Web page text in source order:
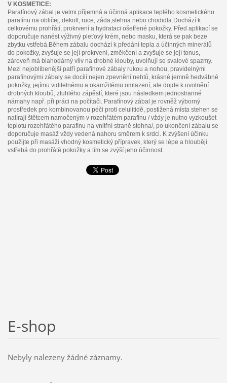
V KOSMETICE:
Parafínový zábal je velmi příjemná a účinná aplikace teplého kosmetického
parafínu na obličej, dekolt, ruce, záda,stehna nebo chodidla.Dochází k
celkovému prohřátí, prokrvení a hydrataci ošetřené pokožky. Před aplikací se
doporučuje nanést výživný pleťový krém, nebo masku, která se pak beze
zbytku vstřebá.Během zábalu dochází k předání tepla a účinných minerálů
do pokožky, zvyšuje se její prokrvení, změkčení a zvyšuje se její tonus,
zároveň má blahodárný vliv na drobné klouby, uvolňují se svalové spazmy.
Mezi nejoblíbenější patří parafínové zábaly rukou a nohou, pravidelnými
parafínovými zábaly se docílí nejen zpevnění nehtů, krásné jemně hedvábné
pokožky, jejímu viditelnému a okamžitému omlazení, ale dojde k uvolnění
drobných kloubů, ztuhlého zápěstí, které jsou následkem jednostranné
námahy např. při práci na počítači. Parafínový zábal je rovněž výborný
prostředek pro kombinovanou péči proti celulitidě, postižená místa stehen se
natírají štětcem namočeným v rozehřátém parafínu / vždy je nutno vyzkoušet
teplotu rozehřátého parafínu na vnitřní straně stehna/, po ukončení zábalu se
doporučuje masáž vždy vedená nahoru směrem k srdci. K zvýšení účinku
použijte při masáži vhodný kosmetický přípravek, který se lépe a hlouběji
vstřebá do prohřátě pokožky a tím se zvýší jeho účinnost.
E-shop
Nebyly nalezeny žádné záznamy.